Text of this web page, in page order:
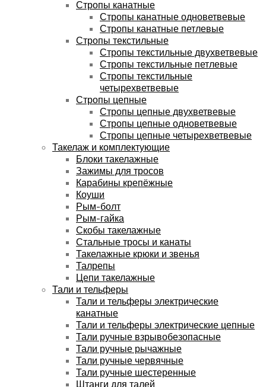
Стропы канатные
Стропы канатные одноветвевые
Стропы канатные петлевые
Стропы текстильные
Стропы текстильные двухветвевые
Стропы текстильные петлевые
Стропы текстильные
четырехветвевые
Стропы цепные
Стропы цепные двухветвевые
Стропы цепные одноветвевые
Стропы цепные четырехветвевые
Такелаж и комплектующие
Блоки такелажные
Зажимы для тросов
Карабины крепёжные
Коуши
Рым-болт
Рым-гайка
Скобы такелажные
Стальные тросы и канаты
Такелажные крюки и звенья
Талрепы
Цепи такелажные
Тали и тельферы
Тали и тельферы электрические
канатные
Тали и тельферы электрические цепные
Тали ручные взрывобезопасные
Тали ручные рычажные
Тали ручные червячные
Тали ручные шестеренные
Штанги для талей